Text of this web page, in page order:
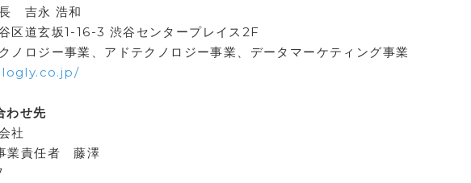
吉永 浩和
区道玄坂1-16-3 渋谷センタープレイス2F
ノロジー事業、アドテクノロジー事業、データマーケティング事業
わせ先
社
業責任者 藤澤